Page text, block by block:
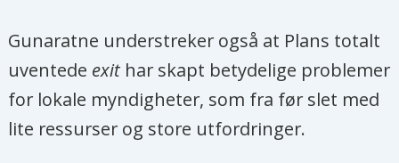
Gunaratne understreker også at Plans totalt
uventede exit har skapt betydelige problemer
for lokale myndigheter, som fra før slet med
lite ressurser og store utfordringer.